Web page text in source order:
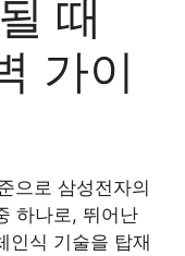
때
가이
으로 삼성전자의
하나로, 뛰어난
인식 기술을 탑재